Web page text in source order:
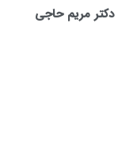
دکتر مریم حاجی